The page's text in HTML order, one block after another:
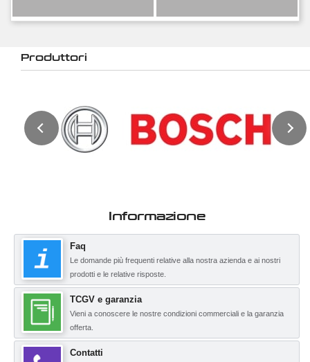
Produttori
Informazione
Faq
Le domande più frequenti relative alla nostra azienda e ai nostri
prodotti e le relative risposte.
TCGV e garanzia
Vieni a conoscere le nostre condizioni commerciali e la garanzia
offerta.
Contatti